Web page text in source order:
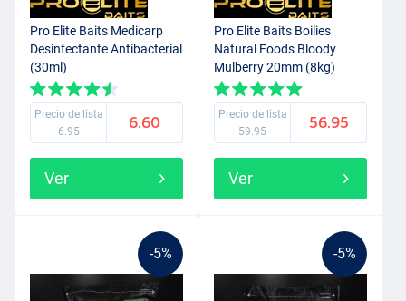
Pro Elite Baits Medicarp
Desinfectante Antibacterial
(30ml)
Precio de lista
6.95
6.60
Ver
Pro Elite Baits Boilies
Natural Foods Bloody
Mulberry 20mm (8kg)
Precio de lista
59.95
56.95
Ver
-5% -5%